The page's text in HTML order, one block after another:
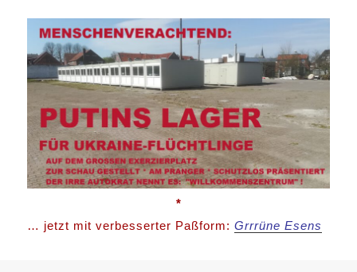
*
… jetzt mit verbesserter Paßform:Grrrüne Esens